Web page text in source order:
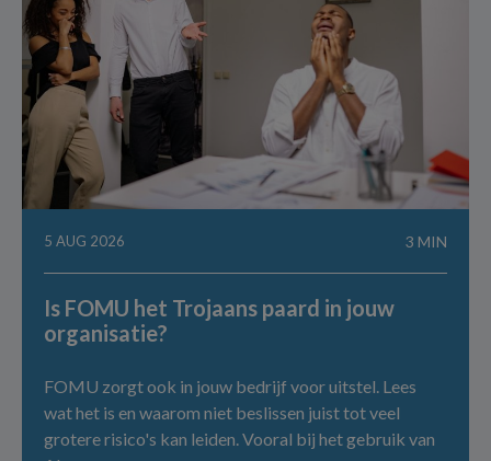
5 AUG 2026 3 MIN
Is FOMU het Trojaans paard in jouw
organisatie?
FOMU zorgt ook in jouw bedrijf voor uitstel. Lees
wat het is en waarom niet beslissen juist tot veel
grotere risico's kan leiden. Vooral bij het gebruik van